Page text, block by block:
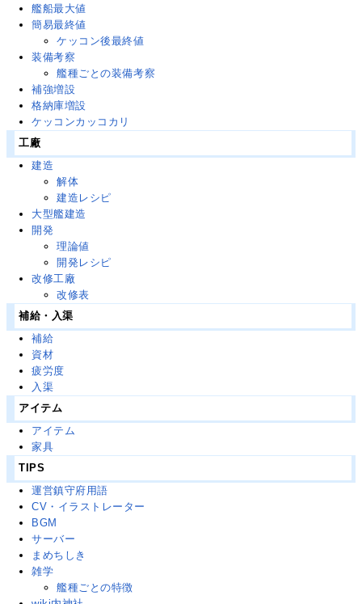
艦船最大値
簡易最終値
ケッコン後最終値
装備考察
艦種ごとの装備考察
補強増設
格納庫増設
ケッコンカッコカリ
工廠
建造
解体
建造レシピ
大型艦建造
開発
理論値
開発レシピ
改修工廠
改修表
補給・入渠
補給
資材
疲労度
入渠
アイテム
アイテム
家具
TIPS
運営鎮守府用語
CV・イラストレーター
BGM
サーバー
まめちしき
雑学
艦種ごとの特徴